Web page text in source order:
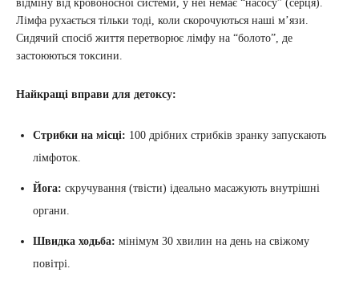
відміну від кровоносної системи, у неї немає “насосу” (серця).
Лімфа рухається тільки тоді, коли скорочуються наші м’язи.
Сидячий спосіб життя перетворює лімфу на “болото”, де
застоюються токсини.
Найкращі вправи для детоксу:
Стрибки на місці: 100 дрібних стрибків зранку запускають
лімфоток.
Йога: скручування (твісти) ідеально масажують внутрішні
органи.
Швидка ходьба: мінімум 30 хвилин на день на свіжому
повітрі.